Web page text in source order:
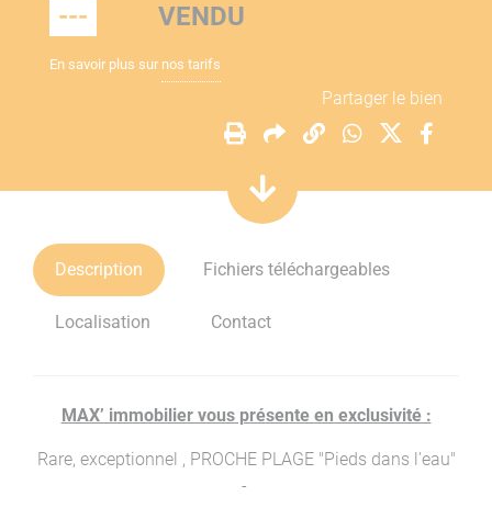
--- VENDU
En savoir plus sur nos tarifs
Partager le bien
Description Fichiers téléchargeables
Localisation Contact
MAX’ immobilier vous présente en exclusivité :
Rare, exceptionnel , PROCHE PLAGE "Pieds dans l'eau"
-